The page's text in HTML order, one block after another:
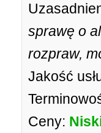
sprawę o
rozpraw,
Jakość
Ceny: